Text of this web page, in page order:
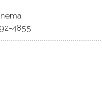
4855